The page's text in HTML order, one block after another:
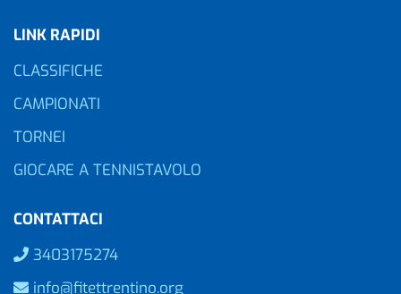
LINK RAPIDI
CLASSIFICHE
CAMPIONATI
TORNEI
GIOCARE A TENNISTAVOLO
CONTATTACI
3403175274
info@fitettrentino.org